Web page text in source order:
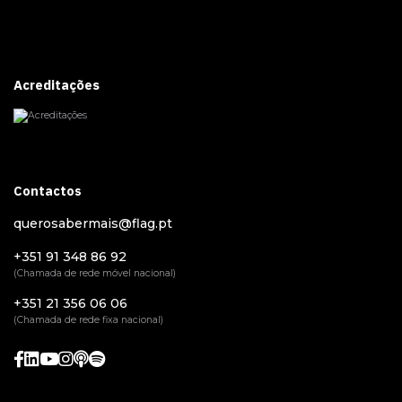
Acreditações
Contactos
querosabermais@flag.pt
+351 91 348 86 92
(Chamada de rede móvel nacional)
+351 21 356 06 06
(Chamada de rede fixa nacional)